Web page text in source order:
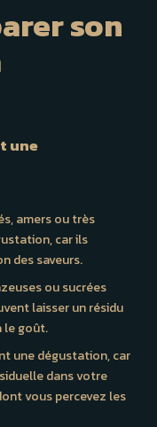
son
une
amers ou très
car ils
des saveurs.
ou sucrées
laisser un résidu
le goût.
une dégustation, car
dans votre
vous percevez les